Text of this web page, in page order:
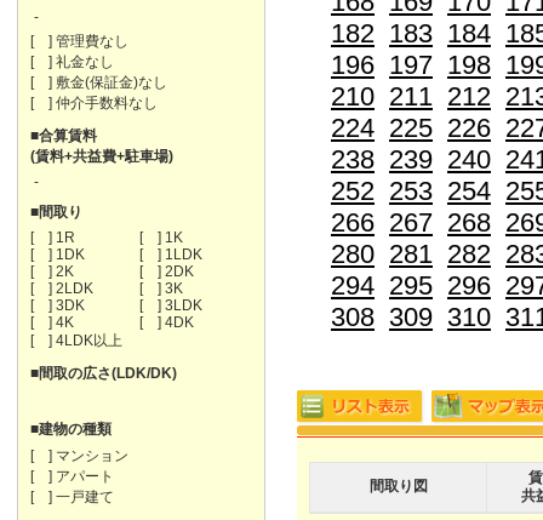
-
[ ] 管理費なし
[ ] 礼金なし
[ ] 敷金(保証金)なし
[ ] 仲介手数料なし
■合算賃料
(賃料+共益費+駐車場)
-
■間取り
[ ] 1R
[ ] 1K
[ ] 1DK
[ ] 1LDK
[ ] 2K
[ ] 2DK
[ ] 2LDK
[ ] 3K
[ ] 3DK
[ ] 3LDK
[ ] 4K
[ ] 4DK
[ ] 4LDK以上
■間取の広さ(LDK/DK)
■建物の種類
[ ] マンション
[ ] アパート
[ ] 一戸建て
182 183 184
196 197 198
210 211 212
224 225 226
238 239 240
252 253 254
266 267 268
280 281 282
294 295 296
308 309 310
間取り図
共